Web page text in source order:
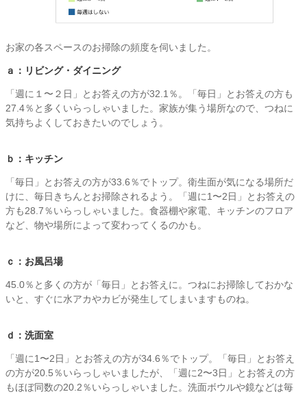
お家の各スペースのお掃除の頻度を伺いました。
ａ：リビング・ダイニング
「週に１〜２日」とお答えの方が32.1％。「毎日」とお答えの方も
27.4％と多くいらっしゃいました。家族が集う場所なので、つねに
気持ちよくしておきたいのでしょう。
ｂ：キッチン
「毎日」とお答えの方が33.6％でトップ。衛生面が気になる場所だ
けに、毎日きちんとお掃除されるよう。「週に1〜2日」とお答えの
方も28.7％いらっしゃいました。食器棚や家電、キッチンのフロア
など、物や場所によって変わってくるのかも。
ｃ：お風呂場
45.0％と多くの方が「毎日」とお答えに。つねにお掃除しておかな
いと、すぐに水アカやカビが発生してしまいますものね。
ｄ：洗面室
「週に1〜2日」とお答えの方が34.6％でトップ。「毎日」とお答え
の方が20.5％いらっしゃいましたが、「週に2〜3日」とお答えの方
もほぼ同数の20.2％いらっしゃいました。洗面ボウルや鏡などは毎